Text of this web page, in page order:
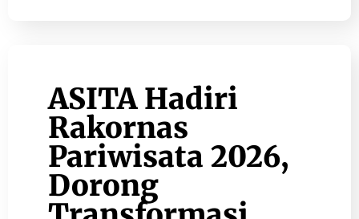
ASITA Hadiri
Rakornas
Pariwisata 2026,
Dorong